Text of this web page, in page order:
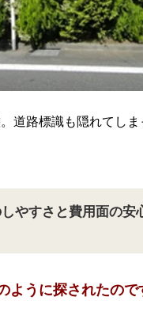
道路標識も隠れてしま
しやすさと費用面の安
ように探されたので